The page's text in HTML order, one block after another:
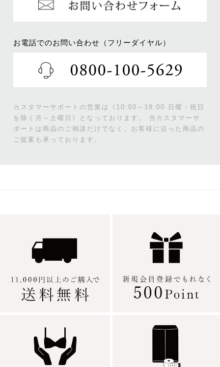
お電話でのお問い合わせ（フリーダイヤル）
カスタマーサポートの営業は《10:00～18:00 日曜・祝日
を除く月～土曜日》となっております。
当カスタマーサ
ポートは商品のご相談だけでなく、お客様に沿った商品の
ご提案も承っております。